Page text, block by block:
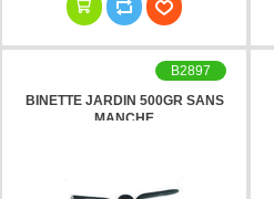
BINETTE JARDIN 500GR SANS
MANCHE
B2897